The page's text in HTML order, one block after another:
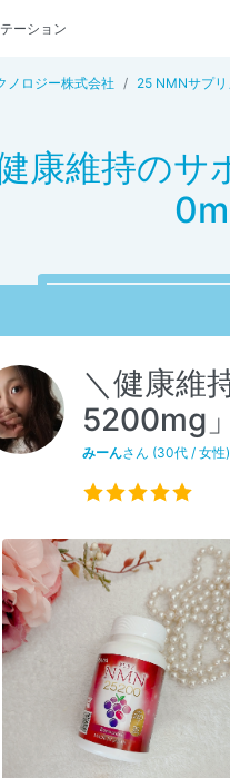
ーション
ノロジー株式会社 25 NMNサプ
康維持の
＼健康維
5200mg」
みーんさん (30代 / 女性)